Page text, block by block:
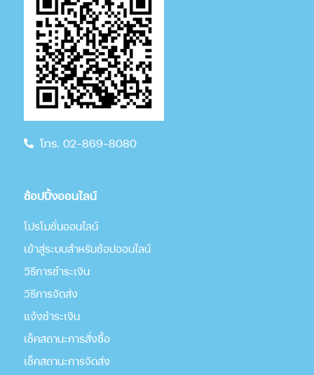
โทร. 02-869-8080
ช้อปปิ้งออนไลน์
โปรโมชั่นออนไลน์
เข้าสู่ระบบสำหรับช้อปออนไลน์
วิธีการชำระเงิน
วิธีการจัดส่ง
แจ้งชำระเงิน
เช็คสถานะการสั่งซื้อ
เช็คสถานะการจัดส่ง